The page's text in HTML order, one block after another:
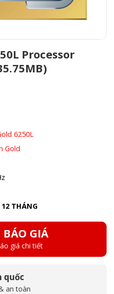
Processor
6250L
Gold
12 THÁNG
BÁO GIÁ
giá chi tiết
quốc
an toàn